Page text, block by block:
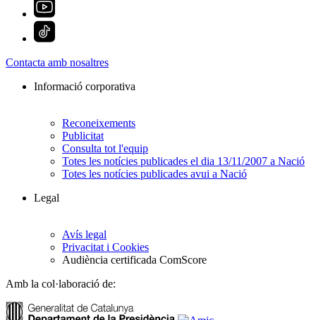
Contacta amb nosaltres
Informació corporativa
Reconeixements
Publicitat
Consulta tot l'equip
Totes les notícies publicades el dia 13/11/2007 a Nació
Totes les notícies publicades avui a Nació
Legal
Avís legal
Privacitat i Cookies
Audiència certificada ComScore
Amb la col·laboració de: